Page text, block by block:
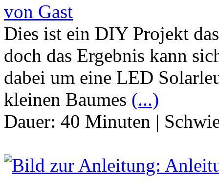
von Gast
Dies ist ein DIY Projekt
doch das Ergebnis kann
dabei um eine LED
kleinen Baumes (...)
Dauer: 40 Minuten |